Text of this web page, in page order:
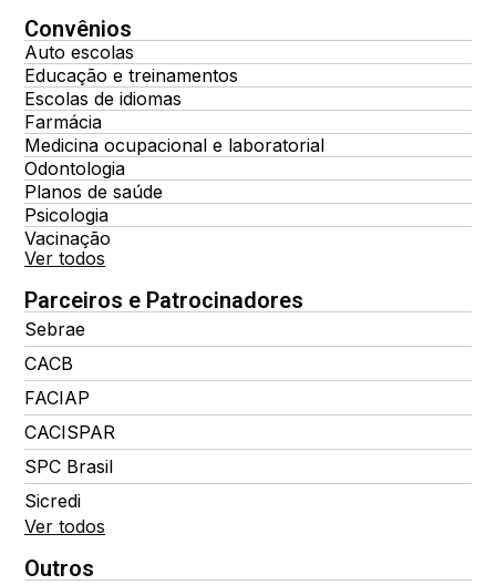
Convênios
Auto escolas
Educação e treinamentos
Escolas de idiomas
Farmácia
Medicina ocupacional e laboratorial
Odontologia
Planos de saúde
Psicologia
Vacinação
Ver todos
Parceiros e Patrocinadores
Sebrae
CACB
FACIAP
CACISPAR
SPC Brasil
Sicredi
Ver todos
Outros